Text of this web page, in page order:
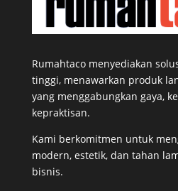
Rumahtaco menyediakan
tinggi, menawarkan produk
yang menggabungkan gaya,
kepraktisan.
Kami berkomitmen untuk
modern, estetik, dan tahan
bisnis.